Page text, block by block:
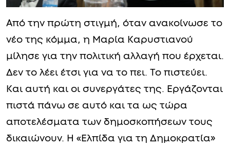
Από την πρώτη στιγμή, όταν ανακοίνωσε το
νέο της κόμμα, η Μαρία Καρυστιανού
μίλησε για την πολιτική αλλαγή που έρχεται.
Δεν το λέει έτσι για να το πει. Το πιστεύει.
Και αυτή και οι συνεργάτες της. Εργάζονται
πιστά πάνω σε αυτό και τα ως τώρα
αποτελέσματα των δημοσκοπήσεων τους
δικαιώνουν. Η «Ελπίδα για τη Δημοκρατία»